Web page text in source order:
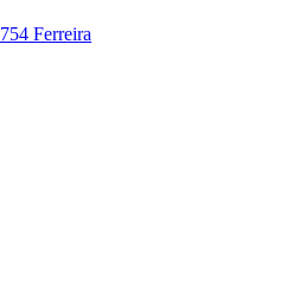
Ferreira